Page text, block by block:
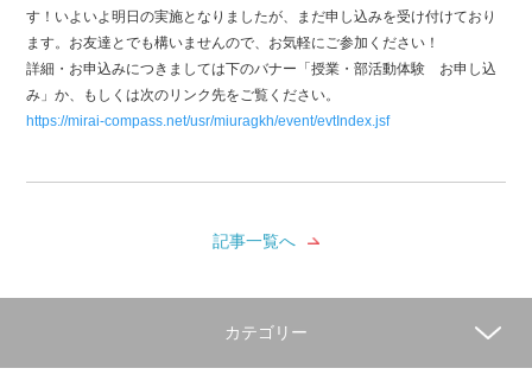
す！いよいよ明日の実施となりましたが、まだ申し込みを受け付けており
ます。お友達とでも構いませんので、お気軽にご参加ください！
詳細・お申込みにつきましては下のバナー「授業・部活動体験 お申し込
み」か、もしくは次のリンク先をご覧ください。
https://mirai-compass.net/usr/miuragkh/event/evtIndex.jsf
記事一覧へ
カテゴリー